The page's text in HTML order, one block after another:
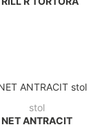
stol
NET ANTRACIT